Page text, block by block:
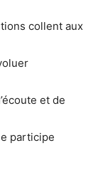
collent aux
et de
participe